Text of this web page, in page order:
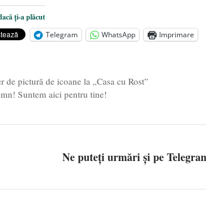
cutremurătoare despre președintele
Statul care servește Națiunea - 21 aprilie 2026
Vexler produce efecte. Bustul poetului
ți-a plăcut
Telegram
WhatsApp Imprimare
de pictură de icoane la „Casa cu Rost”
Suntem aici pentru tine!
Ne puteți urmări și pe